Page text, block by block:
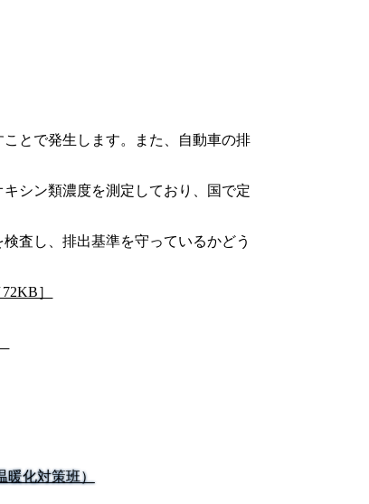
とで発生します。また、自動車の排
シン類濃度を測定しており、国で定
査し、排出基準を守っているかどう
］
暖化対策班）